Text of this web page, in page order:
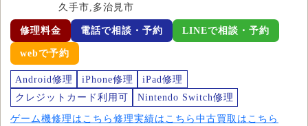
久手市,多治見市
修理料金 電話で相談・予約 LINEで相談・予約
webで予約
Android修理 iPhone修理
iPad修理
クレジットカード利用可
Nintendo Switch修理
ゲーム機修理はこちら 修理実績はこちら 中古買取はこちら